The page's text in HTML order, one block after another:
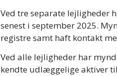
Ved tre separate lejligheder
senest i september 2025.
registre samt haft kontakt
Ved alle lejligheder har
kendte udlæggelige aktiver